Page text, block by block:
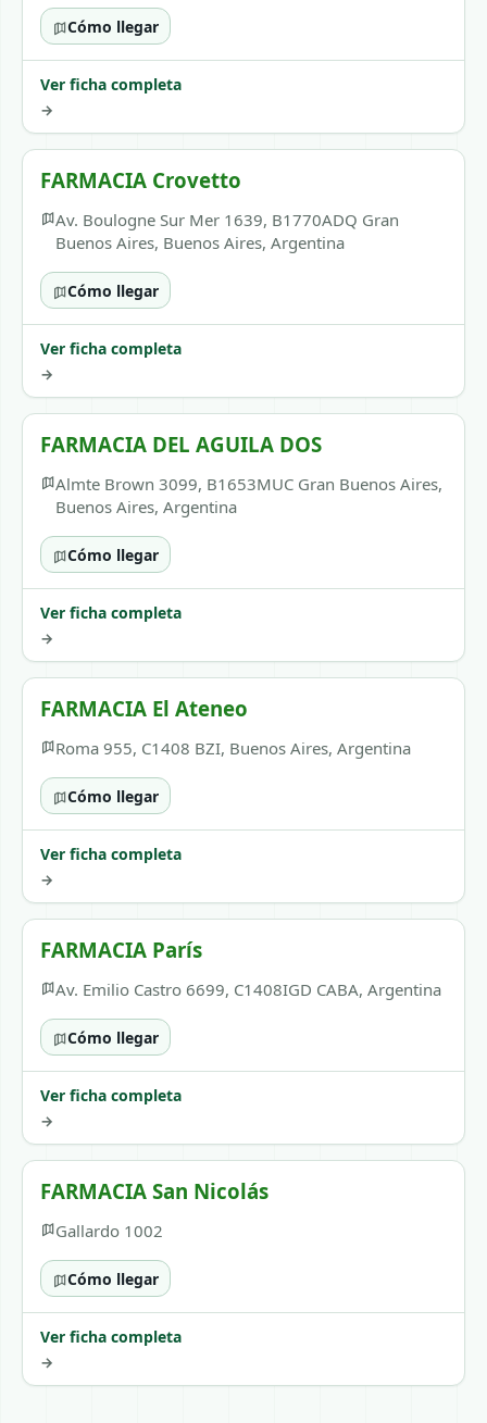
Cómo llegar
Ver ficha completa
→
FARMACIA Crovetto
Av. Boulogne Sur Mer 1639, B1770ADQ Gran
Buenos Aires, Buenos Aires, Argentina
Cómo llegar
Ver ficha completa
→
FARMACIA DEL AGUILA DOS
Almte Brown 3099, B1653MUC Gran Buenos Aires,
Buenos Aires, Argentina
Cómo llegar
Ver ficha completa
→
FARMACIA El Ateneo
Roma 955, C1408 BZI, Buenos Aires, Argentina
Cómo llegar
Ver ficha completa
→
FARMACIA París
Av. Emilio Castro 6699, C1408IGD CABA, Argentina
Cómo llegar
Ver ficha completa
→
FARMACIA San Nicolás
Gallardo 1002
Cómo llegar
Ver ficha completa
→